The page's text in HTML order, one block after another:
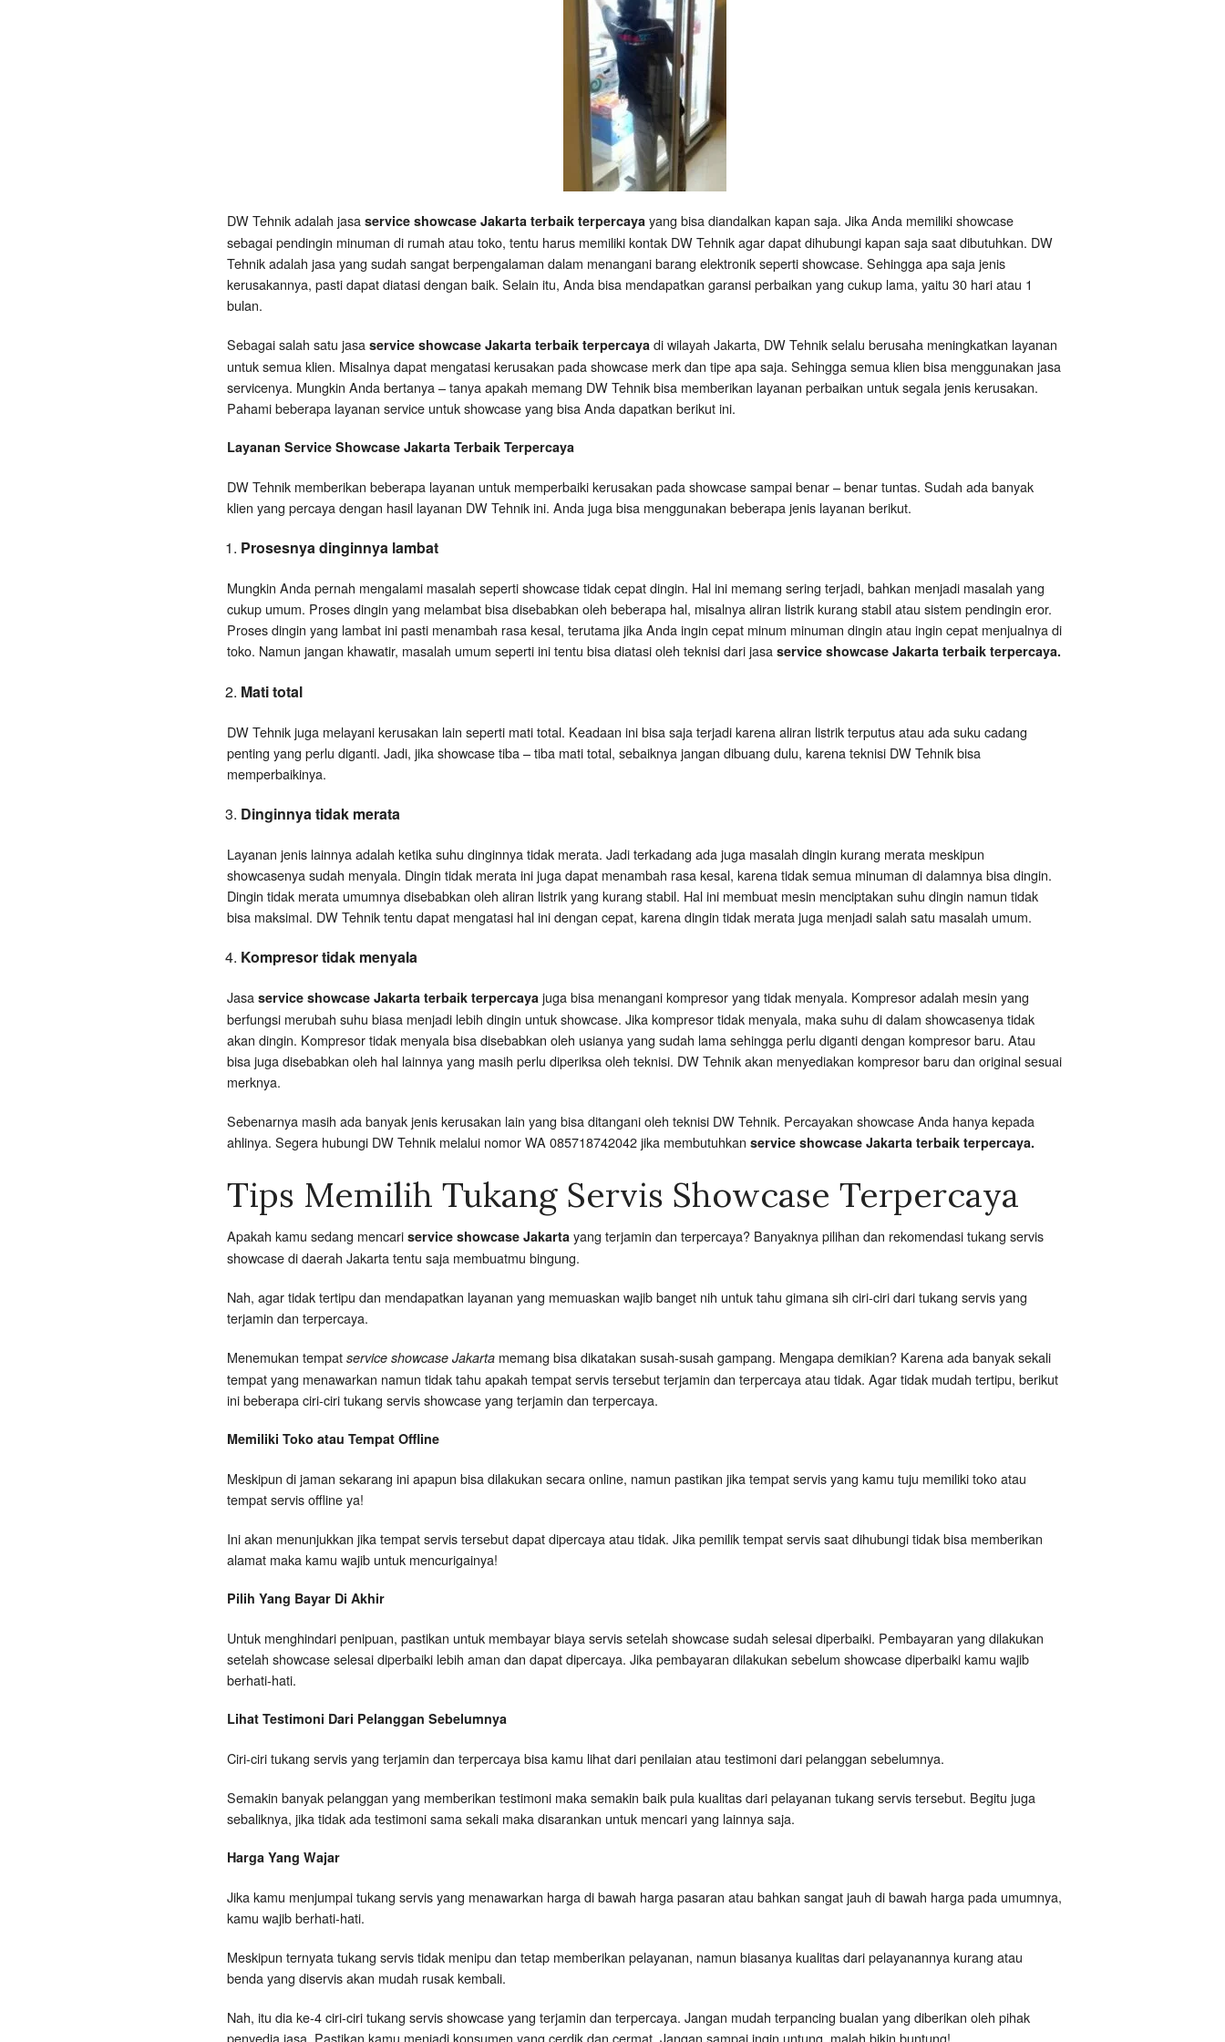
DW Tehnik adalah jasa service showcase Jakarta terbaik terpercaya yang bisa diandalkan kapan saja. Jika Anda memiliki showcase
sebagai pendingin minuman di rumah atau toko, tentu harus memiliki kontak DW Tehnik agar dapat dihubungi kapan saja saat dibutuhkan. DW
Tehnik adalah jasa yang sudah sangat berpengalaman dalam menangani barang elektronik seperti showcase. Sehingga apa saja jenis
kerusakannya, pasti dapat diatasi dengan baik. Selain itu, Anda bisa mendapatkan garansi perbaikan yang cukup lama, yaitu 30 hari atau 1
bulan.
Sebagai salah satu jasa service showcase Jakarta terbaik terpercaya di wilayah Jakarta, DW Tehnik selalu berusaha meningkatkan layanan
untuk semua klien. Misalnya dapat mengatasi kerusakan pada showcase merk dan tipe apa saja. Sehingga semua klien bisa menggunakan jasa
servicenya. Mungkin Anda bertanya – tanya apakah memang DW Tehnik bisa memberikan layanan perbaikan untuk segala jenis kerusakan.
Pahami beberapa layanan service untuk showcase yang bisa Anda dapatkan berikut ini.
Layanan Service Showcase Jakarta Terbaik Terpercaya
DW Tehnik memberikan beberapa layanan untuk memperbaiki kerusakan pada showcase sampai benar – benar tuntas. Sudah ada banyak
klien yang percaya dengan hasil layanan DW Tehnik ini. Anda juga bisa menggunakan beberapa jenis layanan berikut.
Prosesnya dinginnya lambat
Mungkin Anda pernah mengalami masalah seperti showcase tidak cepat dingin. Hal ini memang sering terjadi, bahkan menjadi masalah yang
cukup umum. Proses dingin yang melambat bisa disebabkan oleh beberapa hal, misalnya aliran listrik kurang stabil atau sistem pendingin eror.
Proses dingin yang lambat ini pasti menambah rasa kesal, terutama jika Anda ingin cepat minum minuman dingin atau ingin cepat menjualnya di
toko. Namun jangan khawatir, masalah umum seperti ini tentu bisa diatasi oleh teknisi dari jasa service showcase Jakarta terbaik terpercaya.
Mati total
DW Tehnik juga melayani kerusakan lain seperti mati total. Keadaan ini bisa saja terjadi karena aliran listrik terputus atau ada suku cadang
penting yang perlu diganti. Jadi, jika showcase tiba – tiba mati total, sebaiknya jangan dibuang dulu, karena teknisi DW Tehnik bisa
memperbaikinya.
Dinginnya tidak merata
Layanan jenis lainnya adalah ketika suhu dinginnya tidak merata. Jadi terkadang ada juga masalah dingin kurang merata meskipun
showcasenya sudah menyala. Dingin tidak merata ini juga dapat menambah rasa kesal, karena tidak semua minuman di dalamnya bisa dingin.
Dingin tidak merata umumnya disebabkan oleh aliran listrik yang kurang stabil. Hal ini membuat mesin menciptakan suhu dingin namun tidak
bisa maksimal. DW Tehnik tentu dapat mengatasi hal ini dengan cepat, karena dingin tidak merata juga menjadi salah satu masalah umum.
Kompresor tidak menyala
Jasa service showcase Jakarta terbaik terpercaya juga bisa menangani kompresor yang tidak menyala. Kompresor adalah mesin yang
berfungsi merubah suhu biasa menjadi lebih dingin untuk showcase. Jika kompresor tidak menyala, maka suhu di dalam showcasenya tidak
akan dingin. Kompresor tidak menyala bisa disebabkan oleh usianya yang sudah lama sehingga perlu diganti dengan kompresor baru. Atau
bisa juga disebabkan oleh hal lainnya yang masih perlu diperiksa oleh teknisi. DW Tehnik akan menyediakan kompresor baru dan original sesuai
merknya.
Sebenarnya masih ada banyak jenis kerusakan lain yang bisa ditangani oleh teknisi DW Tehnik. Percayakan showcase Anda hanya kepada
ahlinya. Segera hubungi DW Tehnik melalui nomor WA 085718742042 jika membutuhkan service showcase Jakarta terbaik terpercaya.
Tips Memilih Tukang Servis Showcase Terpercaya
Apakah kamu sedang mencari service showcase Jakarta yang terjamin dan terpercaya? Banyaknya pilihan dan rekomendasi tukang servis
showcase di daerah Jakarta tentu saja membuatmu bingung.
Nah, agar tidak tertipu dan mendapatkan layanan yang memuaskan wajib banget nih untuk tahu gimana sih ciri-ciri dari tukang servis yang
terjamin dan terpercaya.
Menemukan tempat service showcase Jakarta memang bisa dikatakan susah-susah gampang. Mengapa demikian? Karena ada banyak sekali
tempat yang menawarkan namun tidak tahu apakah tempat servis tersebut terjamin dan terpercaya atau tidak. Agar tidak mudah tertipu, berikut
ini beberapa ciri-ciri tukang servis showcase yang terjamin dan terpercaya.
Memiliki Toko atau Tempat Offline
Meskipun di jaman sekarang ini apapun bisa dilakukan secara online, namun pastikan jika tempat servis yang kamu tuju memiliki toko atau
tempat servis offline ya!
Ini akan menunjukkan jika tempat servis tersebut dapat dipercaya atau tidak. Jika pemilik tempat servis saat dihubungi tidak bisa memberikan
alamat maka kamu wajib untuk mencurigainya!
Pilih Yang Bayar Di Akhir
Untuk menghindari penipuan, pastikan untuk membayar biaya servis setelah showcase sudah selesai diperbaiki. Pembayaran yang dilakukan
setelah showcase selesai diperbaiki lebih aman dan dapat dipercaya. Jika pembayaran dilakukan sebelum showcase diperbaiki kamu wajib
berhati-hati.
Lihat Testimoni Dari Pelanggan Sebelumnya
Ciri-ciri tukang servis yang terjamin dan terpercaya bisa kamu lihat dari penilaian atau testimoni dari pelanggan sebelumnya.
Semakin banyak pelanggan yang memberikan testimoni maka semakin baik pula kualitas dari pelayanan tukang servis tersebut. Begitu juga
sebaliknya, jika tidak ada testimoni sama sekali maka disarankan untuk mencari yang lainnya saja.
Harga Yang Wajar
Jika kamu menjumpai tukang servis yang menawarkan harga di bawah harga pasaran atau bahkan sangat jauh di bawah harga pada umumnya,
kamu wajib berhati-hati.
Meskipun ternyata tukang servis tidak menipu dan tetap memberikan pelayanan, namun biasanya kualitas dari pelayanannya kurang atau
benda yang diservis akan mudah rusak kembali.
Nah, itu dia ke-4 ciri-ciri tukang servis showcase yang terjamin dan terpercaya. Jangan mudah terpancing bualan yang diberikan oleh pihak
penyedia jasa. Pastikan kamu menjadi konsumen yang cerdik dan cermat. Jangan sampai ingin untung, malah bikin buntung!